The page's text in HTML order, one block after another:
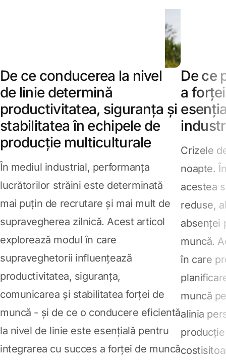
De ce conducerea la nivel
de linie determină
productivitatea, siguranța și
stabilitatea în echipele de
producție multiculturale
În mediul industrial, performanța
lucrătorilor străini este determinată
mai puțin de recrutare și mai mult de
supravegherea zilnică. Acest articol
explorează modul în care
supraveghetorii influențează
productivitatea, siguranța,
comunicarea și stabilitatea forței de
muncă - și de ce o conducere eficientă
la nivel de linie este esențială pentru
integrarea cu succes a forței de muncă
De ce
a
Crizele
noapte.
acestea
reduse,
absenței
muncă.
în care
muncă
alinia